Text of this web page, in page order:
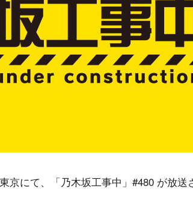
にて、「乃木坂工事中」#480 が放送